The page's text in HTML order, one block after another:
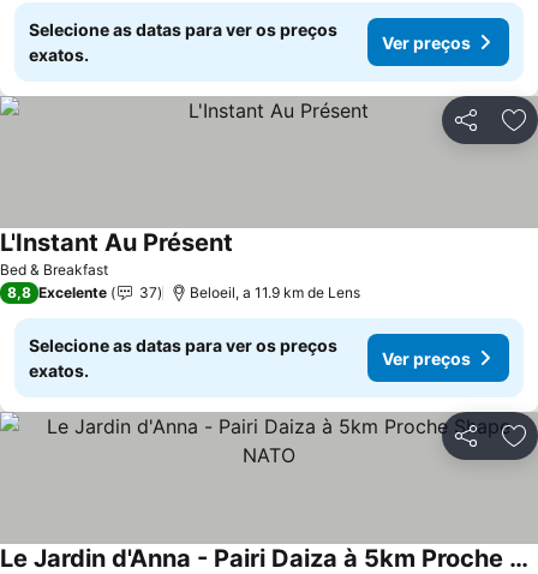
Selecione as datas para ver os preços
exatos.
Ver preços
Partilhar
Bed & Breakfast
L'Instant Au Présent
8,8 Excelente 37 Beloeil, a 11.9 km de Lens
Selecione as datas para ver os preços
exatos.
Ver preços
Partilhar
Le Jardin d'Anna - Pairi Daiza à 5km Proche Shape NATO